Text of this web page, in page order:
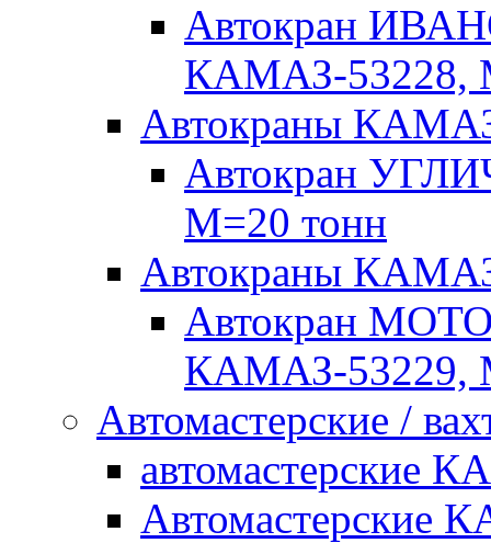
Автокран
КАМАЗ-53228,
Автокраны
Автокран
М=20 тонн
Автокраны
Автокран
КАМАЗ-53229,
Автомастерские /
автомастерские
Автомастерские